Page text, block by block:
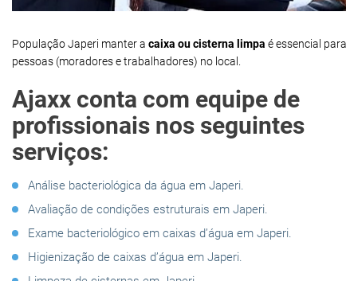
População Japeri manter a caixa ou cisterna limpa é essencial
pessoas (moradores e trabalhadores) no local.
Ajaxx conta com equipe de
profissionais nos seguintes
serviços:
Análise bacteriológica da água em Japeri.
Avaliação de condições estruturais em Japeri.
Exame bacteriológico em caixas d’água em Japeri.
Higienização de caixas d’água em Japeri.